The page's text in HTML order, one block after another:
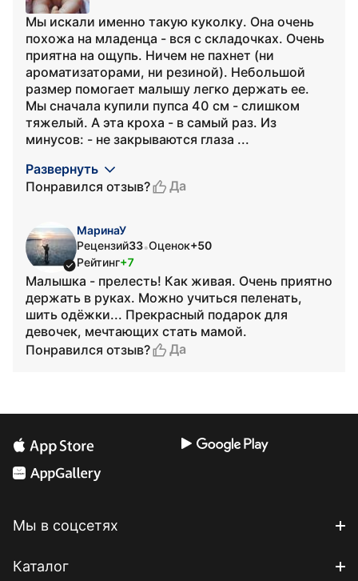
Мы искали именно такую куколку. Она очень
похожа на младенца - вся с складочках. Очень
приятна на ощупь. Ничем не пахнет (ни
ароматизаторами, ни резиной). Небольшой
размер помогает малышу легко держать ее.
Мы сначала купили пупса 40 см - слишком
тяжелый. А эта кроха - в самый раз. Из
минусов: - не закрываются глаза ...
Развернуть
Понравился отзыв?
Да
МаринаУ
Рецензий33•Оценок+50
Рейтинг+7
Малышка - прелесть! Как живая. Очень приятно
держать в руках. Можно учиться пеленать,
шить одёжки... Прекрасный подарок для
девочек, мечтающих стать мамой.
Понравился отзыв?
Да
Мы в соцсетях
Каталог